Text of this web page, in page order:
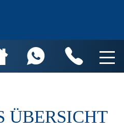
ÜBERSICHT